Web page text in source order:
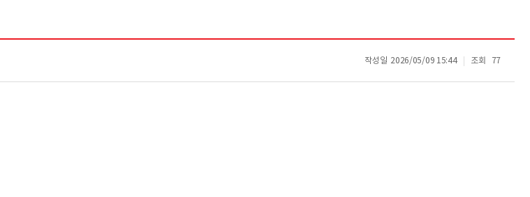
작성일 2026/05/09 15:44 조회 77